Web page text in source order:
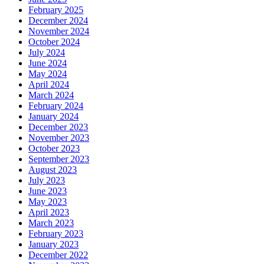
February 2025
December 2024
November 2024
October 2024
July 2024
June 2024
May 2024
April 2024
March 2024
February 2024
January 2024
December 2023
November 2023
October 2023
September 2023
August 2023
July 2023
June 2023
May 2023
April 2023
March 2023
February 2023
January 2023
December 2022